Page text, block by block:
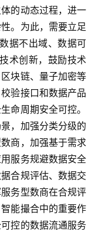
的动态过程，进一
。为此，需要立足
据不出域、数据可
术创新，鼓励技术
块链、量子加密等
验接口和数据产品
命周期安全可控。
，加强分类分级的
商，加强基于需求
服务规避数据安全
合规评估、数据交
务型数商在合规评
能撮合中的重要作
控的数据流通服务